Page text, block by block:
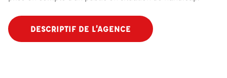
DESCRIPTIF DE L’AGENCE